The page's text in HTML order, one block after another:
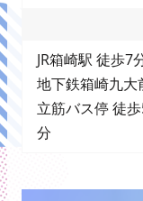
JR箱崎駅 徒歩7
地下鉄箱崎九
立筋バス停 徒
分